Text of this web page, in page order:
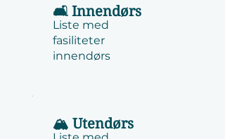
🛋️ Innendørs
Liste med
fasiliteter
innendørs
🏔️ Utendørs